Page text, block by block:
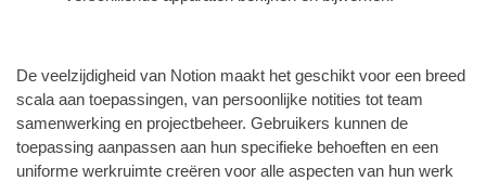
De veelzijdigheid van Notion maakt het geschikt voor een breed
scala aan toepassingen, van persoonlijke notities tot team
samenwerking en projectbeheer. Gebruikers kunnen de
toepassing aanpassen aan hun specifieke behoeften en een
uniforme werkruimte creëren voor alle aspecten van hun werk